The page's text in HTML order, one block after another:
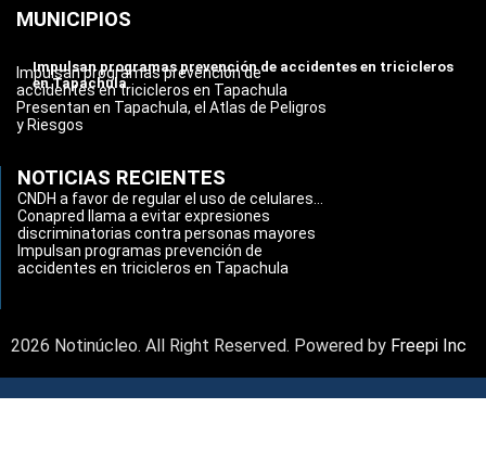
MUNICIPIOS
Impulsan programas prevención de accidentes en tricicleros
en Tapachula
Impulsan programas prevención de
accidentes en tricicleros en Tapachula
Presentan en Tapachula, el Atlas de Peligros
y Riesgos
NOTICIAS RECIENTES
CNDH a favor de regular el uso de celulares...
Conapred llama a evitar expresiones
discriminatorias contra personas mayores
Impulsan programas prevención de
accidentes en tricicleros en Tapachula
2026 Notinúcleo. All Right Reserved. Powered by Freepi Inc